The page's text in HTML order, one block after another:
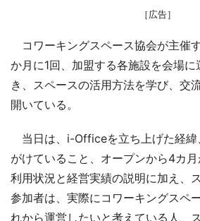
［広告］
コワーキングスペース協会が主催
か月に1回、加盟する各施設を会場
き、スペースの活用方法を学び、交
開いている。
当日は、i-Officeを立ち上げた経緯
がけていること、オープンから4カ
利用状況と経営実績の説明に加え、
参加者は、実際にコワーキングスペ
れから運営したいと考えている人、